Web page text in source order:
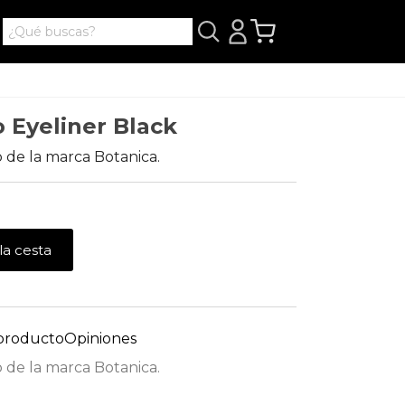
Eyeliner Black
la marca Botanica.
cesta
Opiniones
la marca Botanica.